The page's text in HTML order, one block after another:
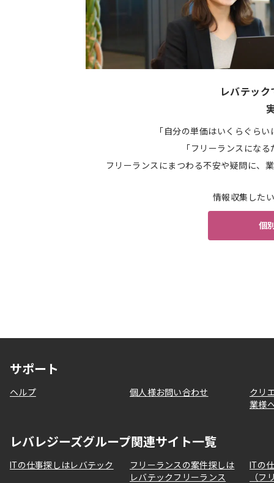
レバテッ
「自分の単価はいくらぐら
「フリーランスにな
フリーランスにまつわる不安や疑問に、
情報収集した
個
サポート
ヘルプ 個人様お問い合わせ
クリ
業様
レバレジーズグループ関連サイト一覧
ITの仕事探しはレバテック
フリーランスの案件探しは
レバテックフリーランス
ITの
（フ